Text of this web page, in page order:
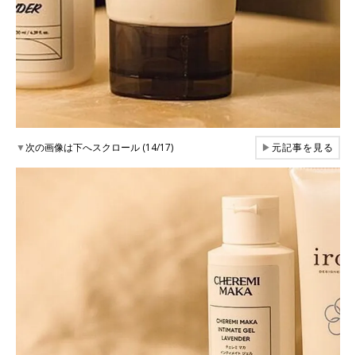
▼次の画像は下へスクロール (14/17) ▶元記事を見る